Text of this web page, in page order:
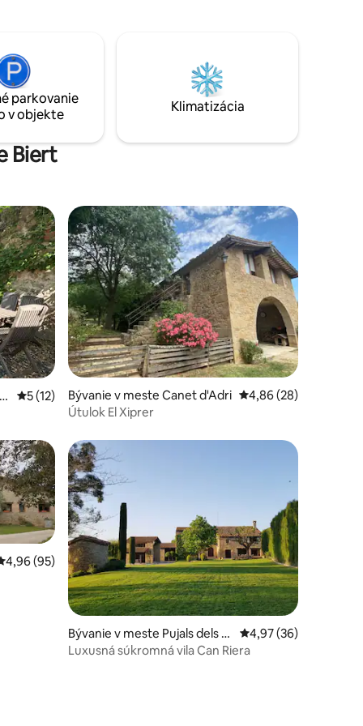
od
fotiek.
parkovanie
v objekte
Klimatizácia
Biert
44
Priemerné ohodnotenie 5 z 5, počet hodnotení: 12
5 (12)
Bývanie v meste Canet d'Adri Priemerné
4,86 (28)
Útulok El Xiprer
88
ohodnotenie 4,96 z 5, počet hodnotení: 95
4,96 (95)
Bývanie v meste Pujals dels P
agesos
Priemerné
4,97 (36)
Luxusná súkromná vila Can Riera